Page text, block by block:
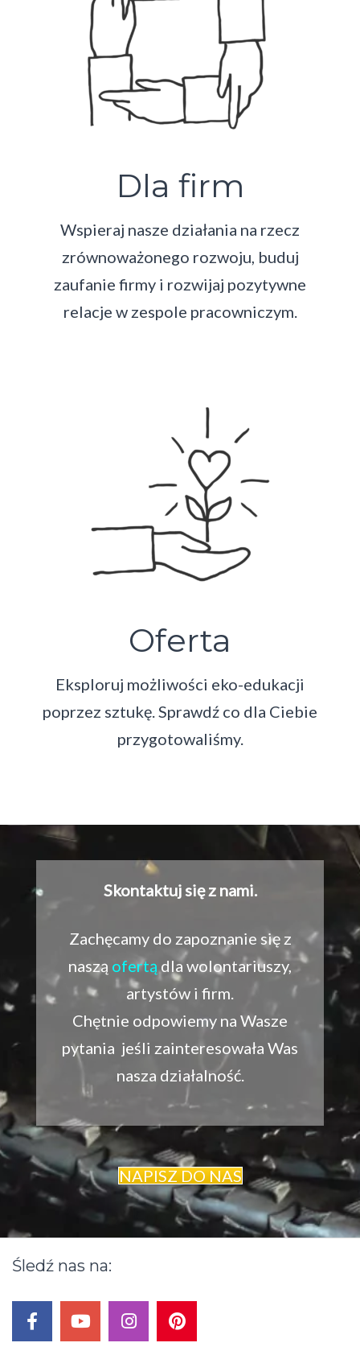
Dla firm
Wspieraj nasze działania na rzecz
zrównoważonego rozwoju, buduj
zaufanie firmy i rozwijaj pozytywne
relacje w zespole pracowniczym.
Oferta
Eksploruj możliwości eko-edukacji
poprzez sztukę. Sprawdź co dla Ciebie
przygotowaliśmy.
Skontaktuj się z nami.
Zachęcamy do zapoznanie się z
naszą ofertą dla wolontariuszy,
artystów i firm.
Chętnie odpowiemy na Wasze
pytania jeśli zainteresowała Was
nasza działalność.
NAPISZ DO NAS
Śledź nas na: